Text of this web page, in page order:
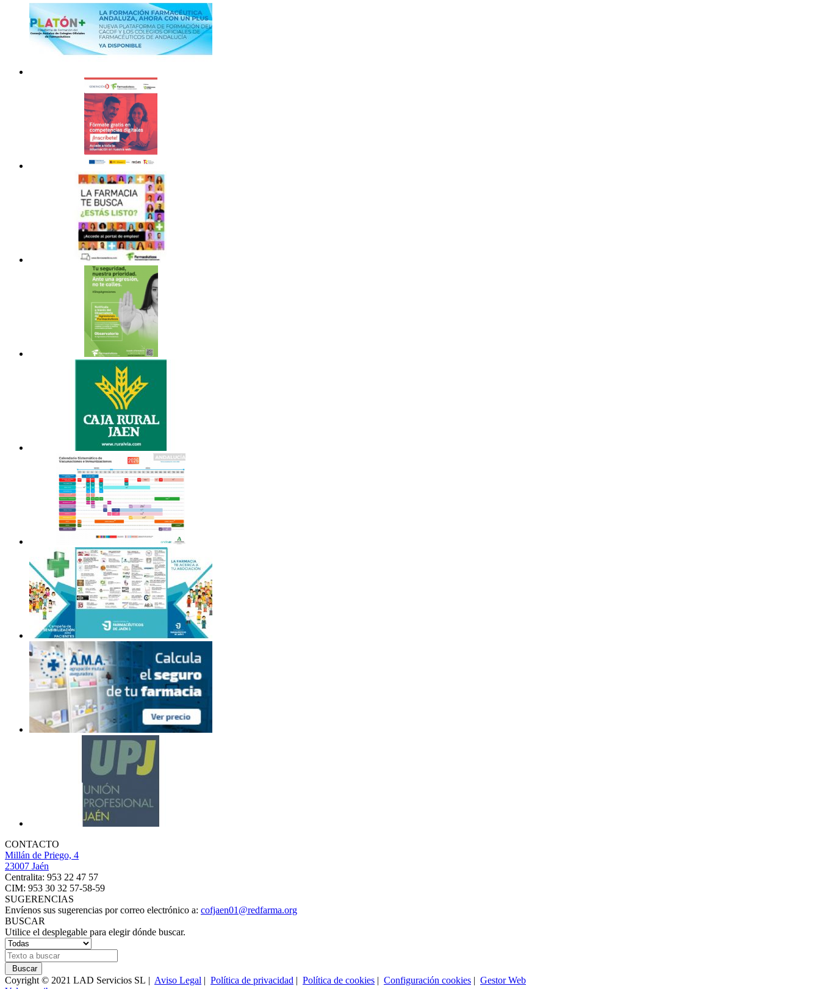
CONTACTO
Millán de Priego, 4
23007 Jaén
Centralita: 953 22 47 57
CIM: 953 30 32 57-58-59
SUGERENCIAS
Envíenos sus sugerencias por correo electrónico a: cofjaen01@redfarma.org
BUSCAR
Utilice el desplegable para elegir dónde buscar.
Buscar
Coyright © 2021 LAD Servicios SL | Aviso Legal | Política de privacidad | Política de cookies | Configuración cookies | Gestor Web